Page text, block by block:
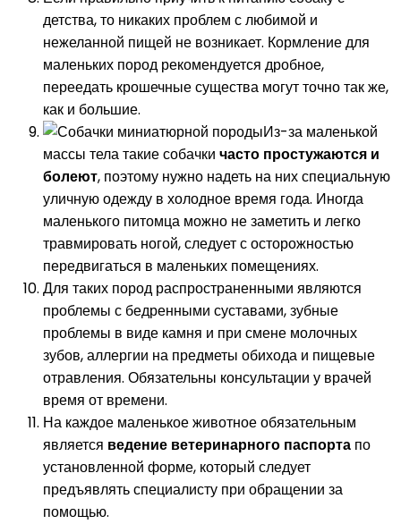
детства, то никаких проблем с любимой и
нежеланной пищей не возникает. Кормление для
маленьких пород рекомендуется дробное,
переедать крошечные существа могут точно так же,
как и большие.
Из-за маленькой
массы тела такие собачки часто простужаются и
болеют, поэтому нужно надеть на них специальную
уличную одежду в холодное время года. Иногда
маленького питомца можно не заметить и легко
травмировать ногой, следует с осторожностью
передвигаться в маленьких помещениях.
Для таких пород распространенными являются
проблемы с бедренными суставами, зубные
проблемы в виде камня и при смене молочных
зубов, аллергии на предметы обихода и пищевые
отравления. Обязательны консультации у врачей
время от времени.
На каждое маленькое животное обязательным
является ведение ветеринарного паспорта по
установленной форме, который следует
предъявлять специалисту при обращении за
помощью.